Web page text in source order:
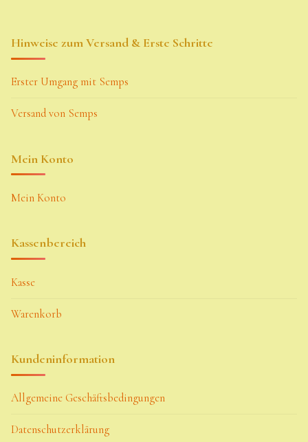
Hinweise zum Versand & Erste Schritte
Erster Umgang mit Semps
Versand von Semps
Mein Konto
Mein Konto
Kassenbereich
Kasse
Warenkorb
Kundeninformation
Allgemeine Geschäftsbedingungen
Datenschutzerklärung